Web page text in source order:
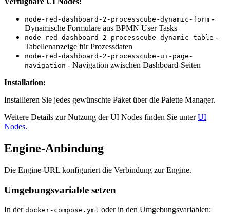
node-red-dashboard-2-processcube-dynamic-form -
Dynamische Formulare aus BPMN User Tasks
node-red-dashboard-2-processcube-dynamic-table -
Tabellenanzeige für Prozessdaten
node-red-dashboard-2-processcube-ui-page-
navigation - Navigation zwischen Dashboard-Seiten
Installation:
Installieren Sie jedes gewünschte Paket über die Palette Manager.
Weitere Details zur Nutzung der UI Nodes finden Sie unterUI
Nodes.
Engine-Anbindung
Die Engine-URL konfiguriert die Verbindung zur Engine.
Umgebungsvariable setzen
In der docker-compose.yml oder in den Umgebungsvariablen: